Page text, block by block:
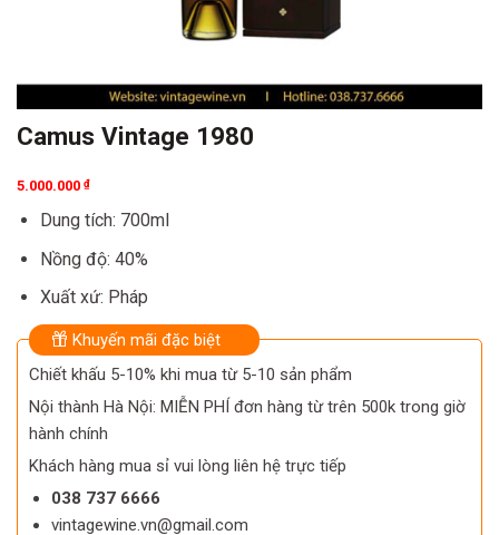
Camus Vintage 1980
5.000.000 ₫
Dung tích: 700ml
Nồng độ: 40%
Xuất xứ: Pháp
Khuyến mãi đặc biệt
Chiết khấu 5-10% khi mua từ 5-10 sản phẩm
Nội thành Hà Nội: MIỄN PHÍ đơn hàng từ trên 500k trong giờ
hành chính
Khách hàng mua sỉ vui lòng liên hệ trực tiếp
038 737 6666
vintagewine.vn@gmail.com